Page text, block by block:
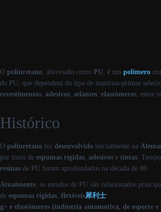
O poliuretano , abreviado como PU , é um polímero
do PU, que dependem do tipo de matérias-primas
revestimentos adesivos selantes elastômeros , entre
Histórico
O poliuretano foi desenvolvido inicialmente na
por meio de espumas rígidas adesivos e tintas .
resinas de PU foram aprofundados na década de 80.
Atualmente , os estudos de PU são relacionados
de espumas rígidas flexíveis犀利士
g> e elastômeros (indústria automotiva, de esporte e